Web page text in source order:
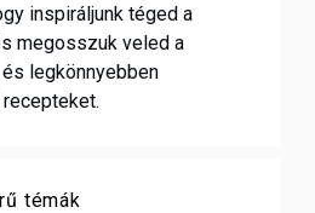
inspiráljunk téged a
megosszuk veled a
legkönnyebben
témák